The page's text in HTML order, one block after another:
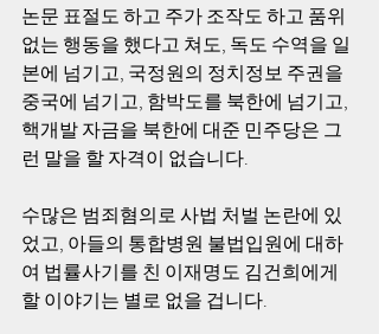
논문 표절도 하고 주가 조작도 하고 품위
없는 행동을 했다고 쳐도, 독도 수역을 일
본에 넘기고, 국정원의 정치정보 주권을
중국에 넘기고, 함박도를 북한에 넘기고,
핵개발 자금을 북한에 대준 민주당은 그
런 말을 할 자격이 없습니다.
수많은 범죄혐의로 사법 처벌 논란에 있
었고, 아들의 통합병원 불법입원에 대하
여 법률사기를 친 이재명도 김건희에게
할 이야기는 별로 없을 겁니다.